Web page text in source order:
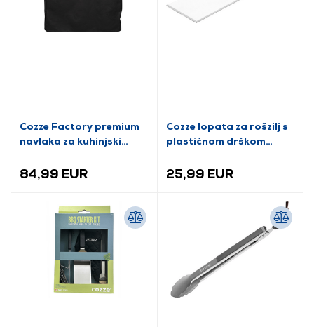
Cozze Factory premium
navlaka za kuhinjski
84,99 EUR
Cozze lopata za rošzilj s
plastičnom drškom
25,99 EUR